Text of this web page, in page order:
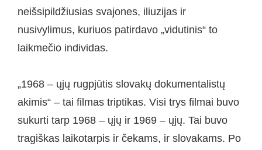
neišsipildžiusias svajones, iliuzijas ir
nusivylimus, kuriuos patirdavo „vidutinis“ to
laikmečio individas.
„1968 – ųjų rugpjūtis slovakų dokumentalistų
akimis“ – tai filmas triptikas. Visi trys filmai buvo
sukurti tarp 1968 – ųjų ir 1969 – ųjų. Tai buvo
tragiškas laikotarpis ir čekams, ir slovakams. Po